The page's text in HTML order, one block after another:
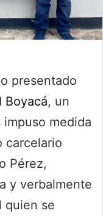
presentado
Boyacá, un
medida
carcelario
Pérez,
y verbalmente
quien se